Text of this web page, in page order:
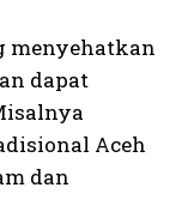
menyehatkan
dapat
Aceh
dan